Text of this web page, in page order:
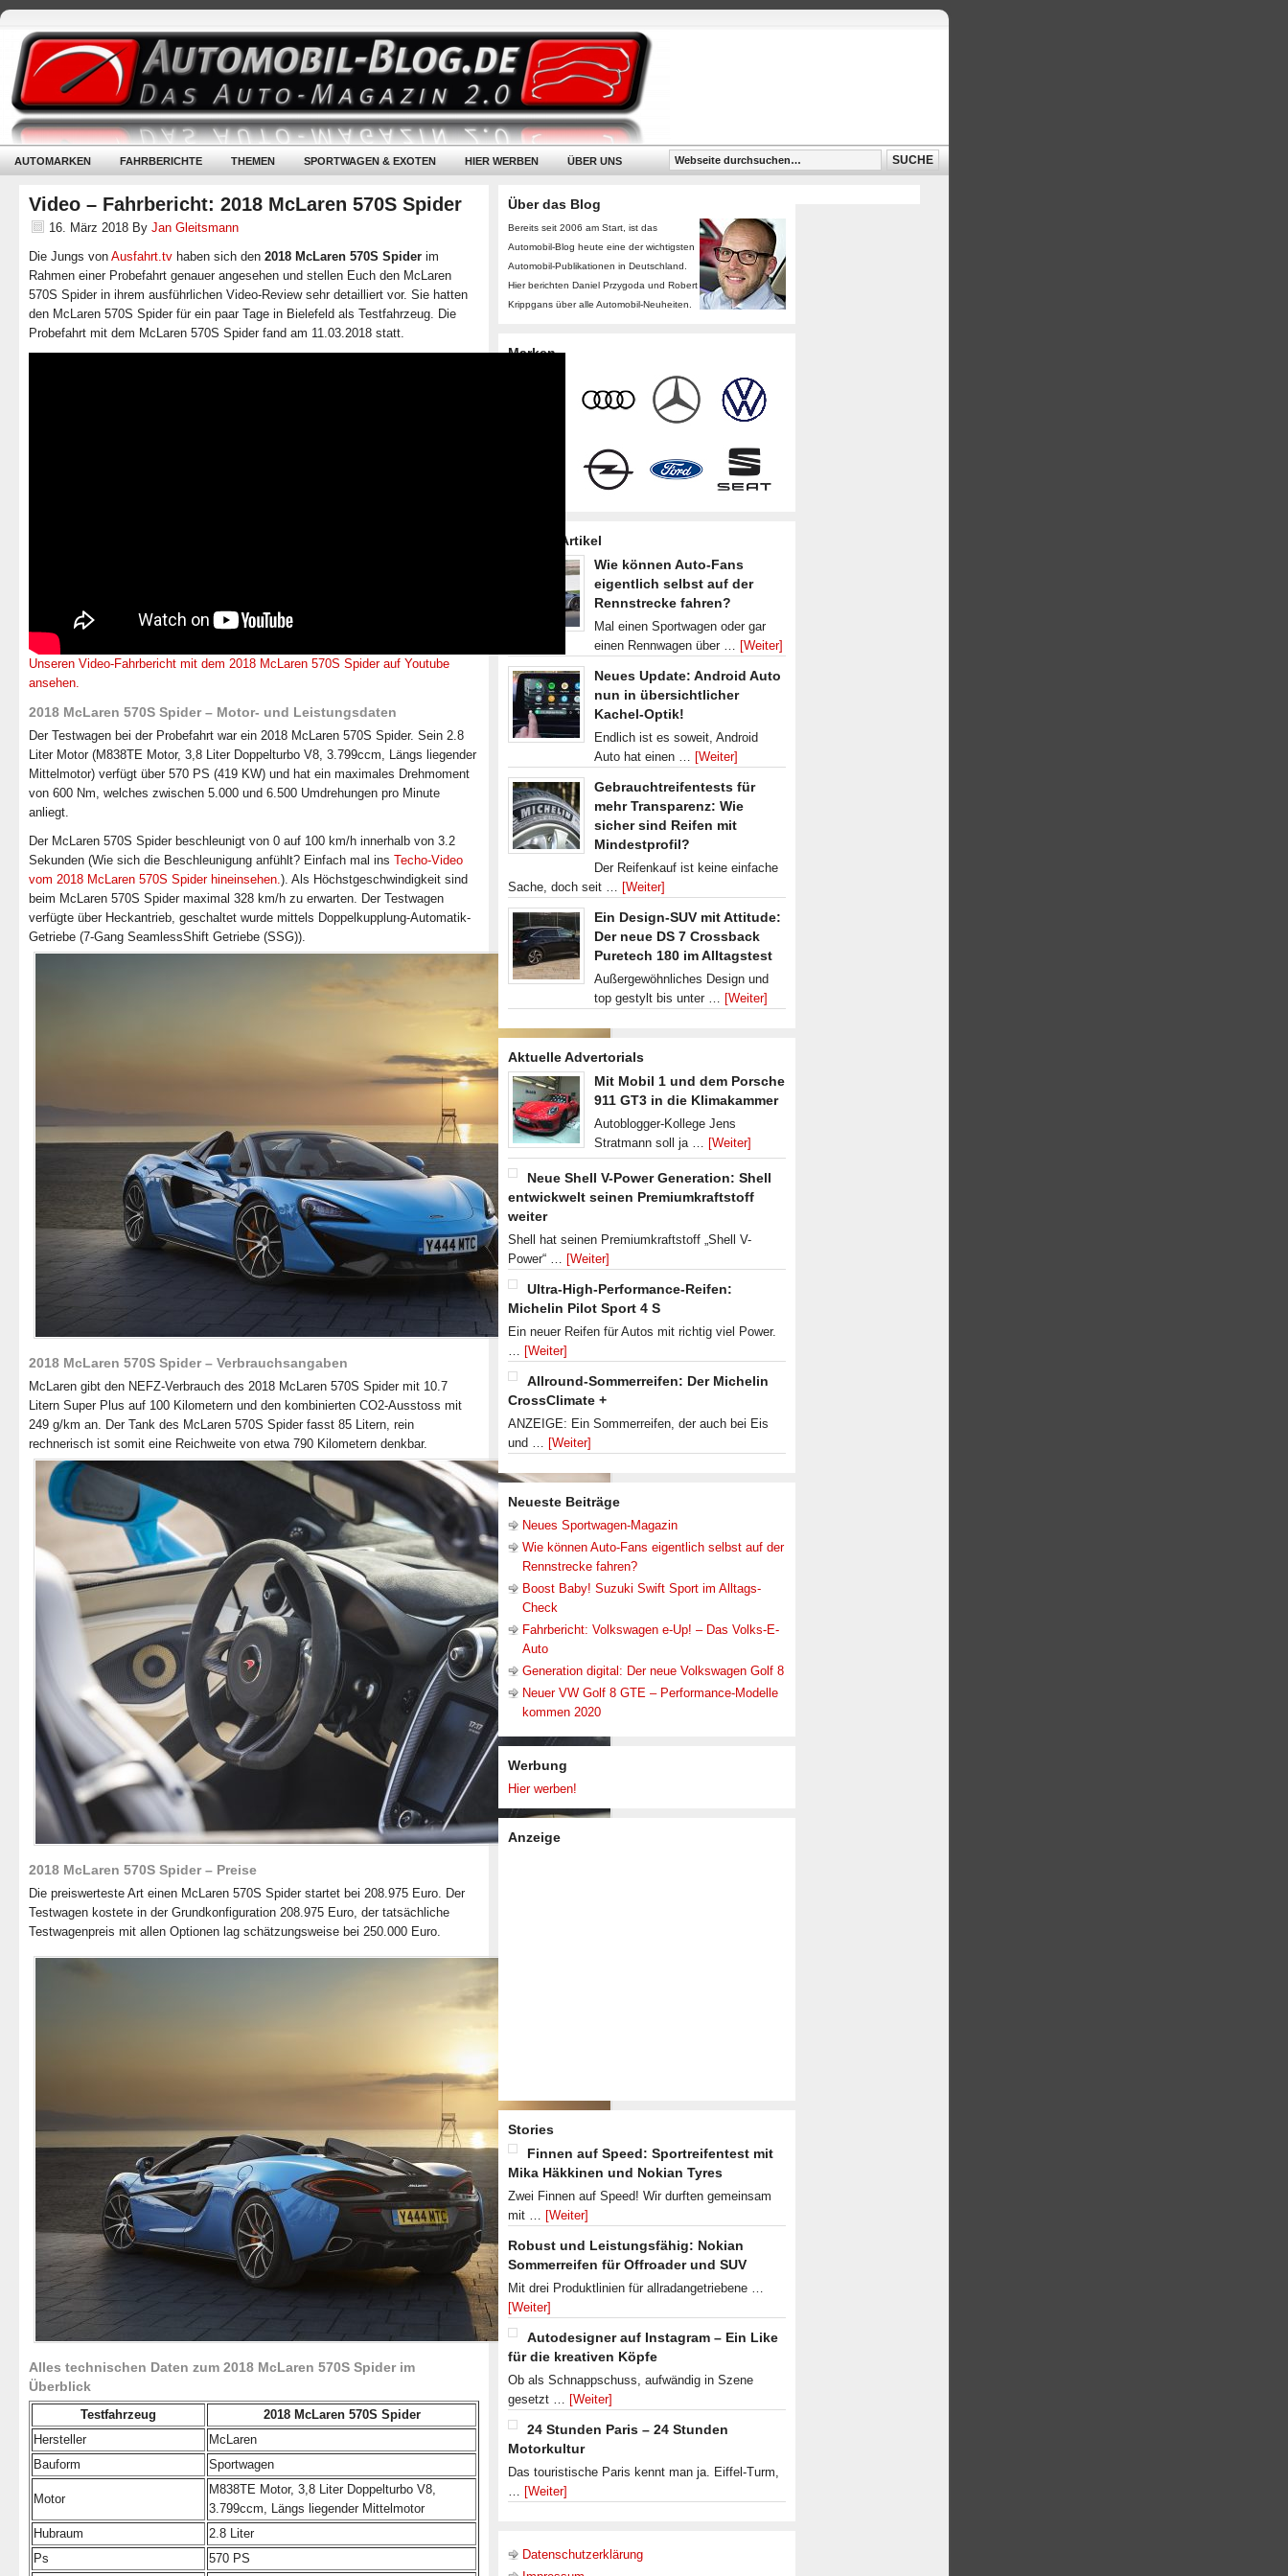
AUTOMARKEN FAHRBERICHTE THEMEN SPORTWAGEN & EXOTEN HIER WERBEN ÜBER UNS
Video – Fahrbericht: 2018 McLaren 570S Spider
16. März 2018 By Jan Gleitsmann
Die Jungs von Ausfahrt.tv haben sich den 2018 McLaren 570S Spider im
Rahmen einer Probefahrt genauer angesehen und stellen Euch den McLaren
570S Spider in ihrem ausführlichen Video-Review sehr detailliert vor. Sie hatten
den McLaren 570S Spider für ein paar Tage in Bielefeld als Testfahrzeug. Die
Probefahrt mit dem McLaren 570S Spider fand am 11.03.2018 statt.
Unseren Video-Fahrbericht mit dem 2018 McLaren 570S Spider auf Youtube
ansehen.
2018 McLaren 570S Spider – Motor- und Leistungsdaten
Der Testwagen bei der Probefahrt war ein 2018 McLaren 570S Spider. Sein 2.8
Liter Motor (M838TE Motor, 3,8 Liter Doppelturbo V8, 3.799ccm, Längs liegender
Mittelmotor) verfügt über 570 PS (419 KW) und hat ein maximales Drehmoment
von 600 Nm, welches zwischen 5.000 und 6.500 Umdrehungen pro Minute
anliegt.
Der McLaren 570S Spider beschleunigt von 0 auf 100 km/h innerhalb von 3.2
Sekunden (Wie sich die Beschleunigung anfühlt? Einfach mal ins Techo-Video
vom 2018 McLaren 570S Spider hineinsehen.). Als Höchstgeschwindigkeit sind
beim McLaren 570S Spider maximal 328 km/h zu erwarten. Der Testwagen
verfügte über Heckantrieb, geschaltet wurde mittels Doppelkupplung-Automatik-
Getriebe (7-Gang SeamlessShift Getriebe (SSG)).
2018 McLaren 570S Spider – Verbrauchsangaben
McLaren gibt den NEFZ-Verbrauch des 2018 McLaren 570S Spider mit 10.7
Litern Super Plus auf 100 Kilometern und den kombinierten CO2-Ausstoss mit
249 g/km an. Der Tank des McLaren 570S Spider fasst 85 Litern, rein
rechnerisch ist somit eine Reichweite von etwa 790 Kilometern denkbar.
2018 McLaren 570S Spider – Preise
Die preiswerteste Art einen McLaren 570S Spider startet bei 208.975 Euro. Der
Testwagen kostete in der Grundkonfiguration 208.975 Euro, der tatsächliche
Testwagenpreis mit allen Optionen lag schätzungsweise bei 250.000 Euro.
Alles technischen Daten zum 2018 McLaren 570S Spider im
Überblick
Testfahrzeug
2018 McLaren 570S Spider
Hersteller
McLaren
Bauform
Sportwagen
Motor
M838TE Motor, 3,8 Liter Doppelturbo V8,
3.799ccm, Längs liegender Mittelmotor
Hubraum
2.8 Liter
Ps
570 PS
Über das Blog
Bereits seit 2006 am Start, ist das
Automobil-Blog heute eine der wichtigsten
Automobil-Publikationen in Deutschland.
Hier berichten Daniel Przygoda und Robert
Krippgans über alle Automobil-Neuheiten.
Marken
Frische Artikel
Wie können Auto-Fans
eigentlich selbst auf der
Rennstrecke fahren?
Mal einen Sportwagen oder gar
einen Rennwagen über … [Weiter]
Neues Update: Android Auto
nun in übersichtlicher
Kachel-Optik!
Endlich ist es soweit, Android
Auto hat einen … [Weiter]
Gebrauchtreifentests für
mehr Transparenz: Wie
sicher sind Reifen mit
Mindestprofil?
Der Reifenkauf ist keine einfache
Sache, doch seit … [Weiter]
Ein Design-SUV mit Attitude:
Der neue DS 7 Crossback
Puretech 180 im Alltagstest
Außergewöhnliches Design und
top gestylt bis unter … [Weiter]
Aktuelle Advertorials
Mit Mobil 1 und dem Porsche
911 GT3 in die Klimakammer
Autoblogger-Kollege Jens
Stratmann soll ja … [Weiter]
Neue Shell V-Power Generation: Shell
entwickwelt seinen Premiumkraftstoff
weiter
Shell hat seinen Premiumkraftstoff „Shell V-
Power“ … [Weiter]
Ultra-High-Performance-Reifen:
Michelin Pilot Sport 4 S
Ein neuer Reifen für Autos mit richtig viel Power.
… [Weiter]
Allround-Sommerreifen: Der Michelin
CrossClimate +
ANZEIGE: Ein Sommerreifen, der auch bei Eis
und … [Weiter]
Neueste Beiträge
Neues Sportwagen-Magazin
Wie können Auto-Fans eigentlich selbst auf der
Rennstrecke fahren?
Boost Baby! Suzuki Swift Sport im Alltags-
Check
Fahrbericht: Volkswagen e-Up! – Das Volks-E-
Auto
Generation digital: Der neue Volkswagen Golf 8
Neuer VW Golf 8 GTE – Performance-Modelle
kommen 2020
Werbung
Hier werben!
Anzeige
Stories
Finnen auf Speed: Sportreifentest mit
Mika Häkkinen und Nokian Tyres
Zwei Finnen auf Speed! Wir durften gemeinsam
mit … [Weiter]
Robust und Leistungsfähig: Nokian
Sommerreifen für Offroader und SUV
Mit drei Produktlinien für allradangetriebene …
[Weiter]
Autodesigner auf Instagram – Ein Like
für die kreativen Köpfe
Ob als Schnappschuss, aufwändig in Szene
gesetzt … [Weiter]
24 Stunden Paris – 24 Stunden
Motorkultur
Das touristische Paris kennt man ja. Eiffel-Turm,
… [Weiter]
Datenschutzerklärung